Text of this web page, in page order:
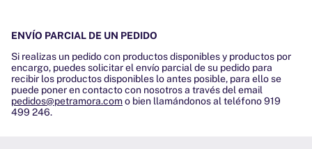
ENVÍO PARCIAL DE UN PEDIDO
Si realizas un pedido con productos disponibles y productos por
encargo, puedes solicitar el envío parcial de su pedido para
recibir los productos disponibles lo antes posible, para ello se
puede poner en contacto con nosotros a través del email
pedidos@petramora.como bien llamándonos al teléfono919
499 246.